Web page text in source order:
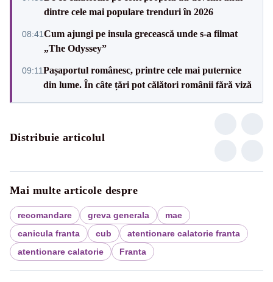
dintre cele mai populare trenduri în 2026
08:41Cum ajungi pe insula grecească unde s-a filmat
„The Odyssey”
09:11Pașaportul românesc, printre cele mai puternice
din lume. În câte țări pot călători românii fără viză
Distribuie articolul
Mai multe articole despre
recomandare greva generala
mae
canicula franta
cub
atentionare calatorie franta
atentionare calatorie
Franta